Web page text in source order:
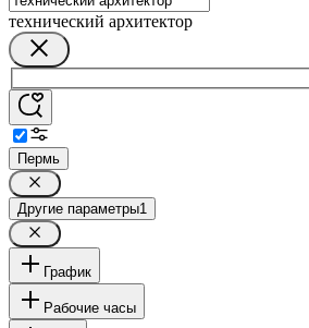
технический архитектор
Пермь
Другие параметры1
График
Рабочие часы